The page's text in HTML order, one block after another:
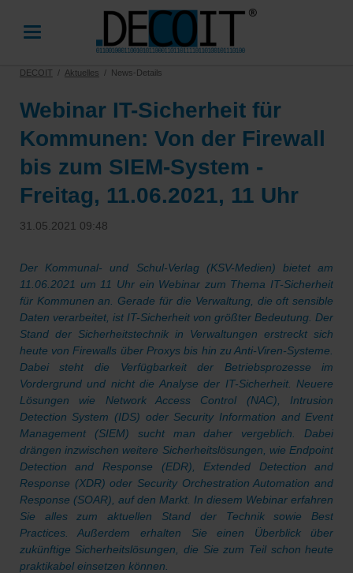
DECOIT Aktuelles News-Details
Webinar IT-Sicherheit für
Kommunen: Von der Firewall
bis zum SIEM-System -
Freitag, 11.06.2021, 11 Uhr
31.05.2021 09:48
Der Kommunal- und Schul-Verlag (KSV-Medien) bietet am
11.06.2021 um 11 Uhr ein Webinar zum Thema IT-Sicherheit
für Kommunen an. Gerade für die Verwaltung, die oft sensible
Daten verarbeitet, ist IT-Sicherheit von größter Bedeutung. Der
Stand der Sicherheitstechnik in Verwaltungen erstreckt sich
heute von Firewalls über Proxys bis hin zu Anti-Viren-Systeme.
Dabei steht die Verfügbarkeit der Betriebsprozesse im
Vordergrund und nicht die Analyse der IT-Sicherheit. Neuere
Lösungen wie Network Access Control (NAC), Intrusion
Detection System (IDS) oder Security Information and Event
Management (SIEM) sucht man daher vergeblich. Dabei
drängen inzwischen weitere Sicherheitslösungen, wie Endpoint
Detection and Response (EDR), Extended Detection and
Response (XDR) oder Security Orchestration Automation and
Response (SOAR), auf den Markt. In diesem Webinar erfahren
Sie alles zum aktuellen Stand der Technik sowie Best
Practices. Außerdem erhalten Sie einen Überblick über
zukünftige Sicherheitslösungen, die Sie zum Teil schon heute
praktikabel einsetzen können.